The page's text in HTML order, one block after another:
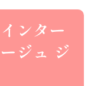
ンター
ジュ ジ